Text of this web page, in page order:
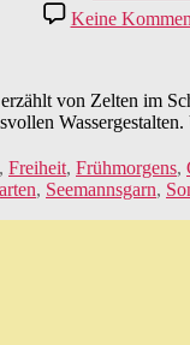
Keine
von Zelten im
, Freiheit, Frühmorgens,
, Seemannsgarn,